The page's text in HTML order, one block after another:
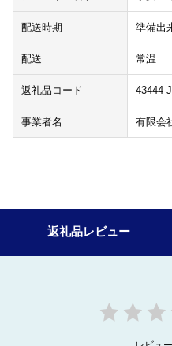
配送時期 準備出
配送 常温
返礼品コード 43444-
事業者名 有限会
返礼品レビュー